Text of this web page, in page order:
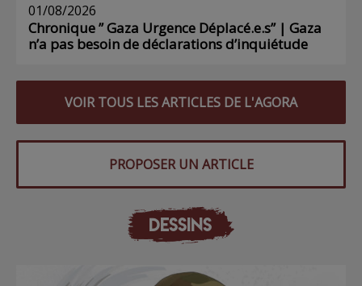
01/08/2026
Chronique ” Gaza Urgence Déplacé.e.s” | Gaza
n’a pas besoin de déclarations d’inquiétude
VOIR TOUS LES ARTICLES DE L'AGORA
PROPOSER UN ARTICLE
DESSINS